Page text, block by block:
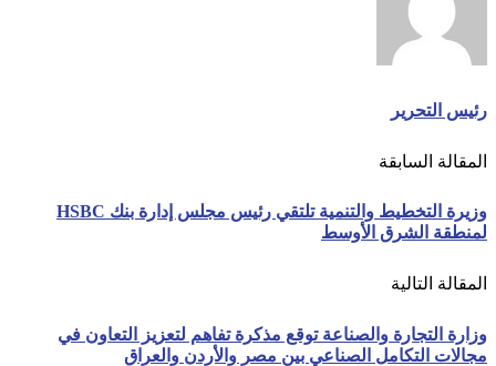
رئيس التحرير
المقالة السابقة
وزيرة التخطيط والتنمية تلتقي رئيس مجلس إدارة بنك HSBC
لمنطقة الشرق الأوسط
المقالة التالية
وزارة التجارة والصناعة توقع مذكرة تفاهم لتعزيز التعاون في
مجالات التكامل الصناعي بين مصر والأردن والعراق